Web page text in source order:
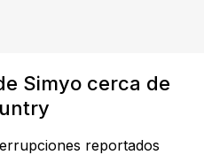
Simyo cerca de
reportados